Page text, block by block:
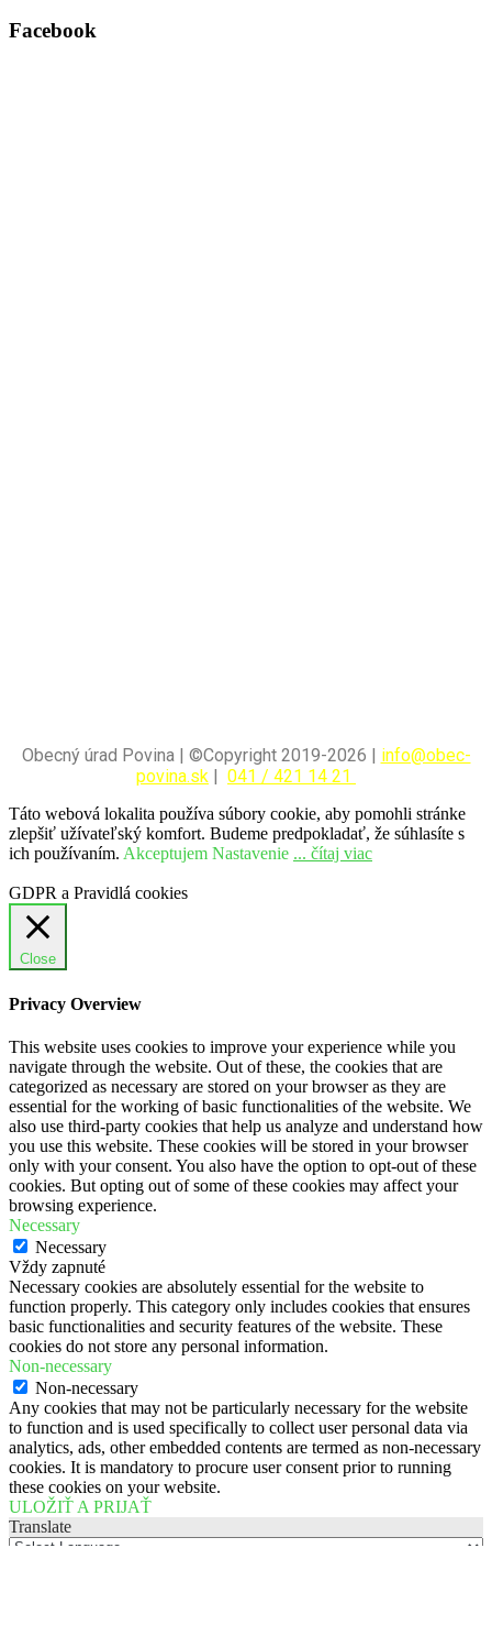
Facebook
Obecný úrad Povina | ©Copyright 2019-2026 | info@obec-
povina.sk
041 / 421 14 21
Táto webová lokalita používa súbory cookie, aby pomohli stránke
zlepšiť užívateľský komfort. Budeme predpokladať, že súhlasíte s
ich používaním. Akceptujem Nastavenie ... čítaj viac
GDPR a Pravidlá cookies
Close
Privacy Overview
This website uses cookies to improve your experience while you
navigate through the website. Out of these, the cookies that are
categorized as necessary are stored on your browser as they are
essential for the working of basic functionalities of the website. We
also use third-party cookies that help us analyze and understand how
you use this website. These cookies will be stored in your browser
only with your consent. You also have the option to opt-out of these
cookies. But opting out of some of these cookies may affect your
browsing experience.
Necessary
Necessary
Vždy zapnuté
Necessary cookies are absolutely essential for the website to
function properly. This category only includes cookies that ensures
basic functionalities and security features of the website. These
cookies do not store any personal information.
Non-necessary
Non-necessary
Any cookies that may not be particularly necessary for the website
to function and is used specifically to collect user personal data via
analytics, ads, other embedded contents are termed as non-necessary
cookies. It is mandatory to procure user consent prior to running
these cookies on your website.
ULOŽIŤ A PRIJAŤ
Translate